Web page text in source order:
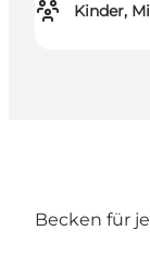
Kinder,
Becken für